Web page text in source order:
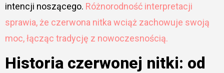
intencji noszącego. Różnorodność interpretacji
sprawia, że czerwona nitka wciąż zachowuje swoją
moc, łącząc tradycję z nowoczesnością.
Historia czerwonej nitki: od